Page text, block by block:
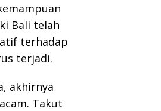
Bali telah
terhadap
terjadi.
akhirnya
Takut